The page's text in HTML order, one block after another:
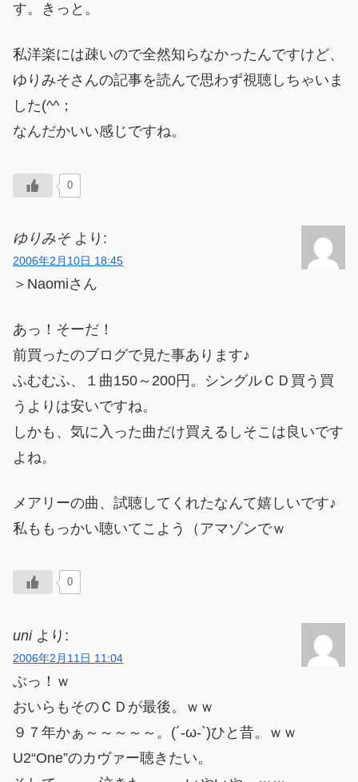
す。きっと。
私洋楽には疎いので全然知らなかったんですけど、
ゆりみそさんの記事を読んで思わず視聴しちゃいま
した(^^；
なんだかいい感じですね。
0
ゆりみそ より:
2006年2月10日 18:45
＞Naomiさん
あっ！そーだ！
前買ったのブログで見た事あります♪
ふむむふ、１曲150～200円。シングルＣＤ買う買
うよりは安いですね。
しかも、気に入った曲だけ買えるしそこは良いです
よね。
メアリーの曲、試聴してくれたなんて嬉しいです♪
私ももっかい聴いてこよう（アマゾンでｗ
0
uni より:
2006年2月11日 11:04
ぶっ！ｗ
おいらもそのＣＤが最後。ｗｗ
９７年かぁ～～～～～。(´-ω-`)ひと昔。ｗｗ
U2“One”のカヴァー聴きたい。